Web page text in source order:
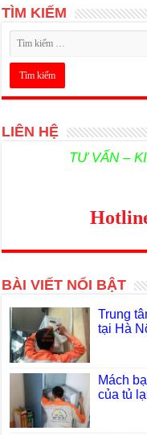
TÌM KIẾM
LIÊN HỆ
TƯ VẤN –
BÀI VIẾT NỔI BẬT
Trung
tại Hà
Mách
của tủ